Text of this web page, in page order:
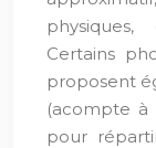
Certains
proposent
(acompte à
pour